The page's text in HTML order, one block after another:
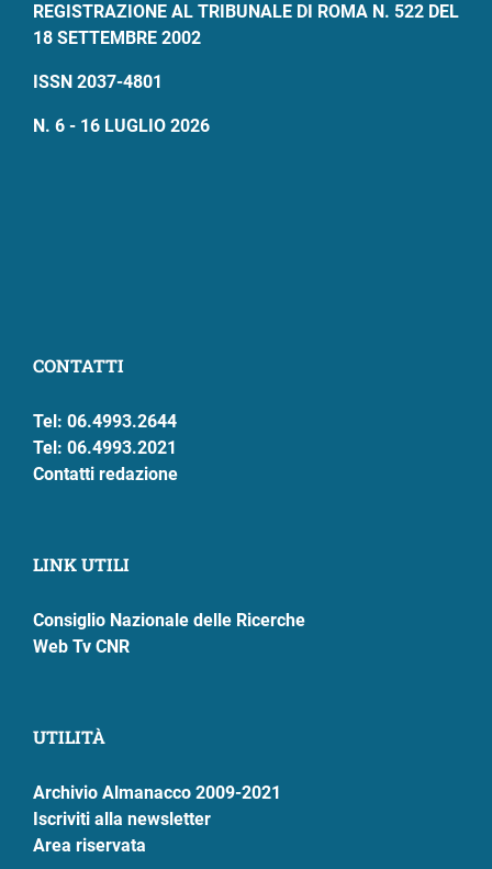
REGISTRAZIONE AL TRIBUNALE DI ROMA N. 522 DEL
18 SETTEMBRE 2002
ISSN 2037-4801
N. 6 - 16 LUGLIO 2026
CONTATTI
Tel: 06.4993.2644
Tel: 06.4993.2021
Contatti redazione
LINK UTILI
Consiglio Nazionale delle Ricerche
Web Tv CNR
UTILITÀ
Archivio Almanacco 2009-2021
Iscriviti alla newsletter
Area riservata